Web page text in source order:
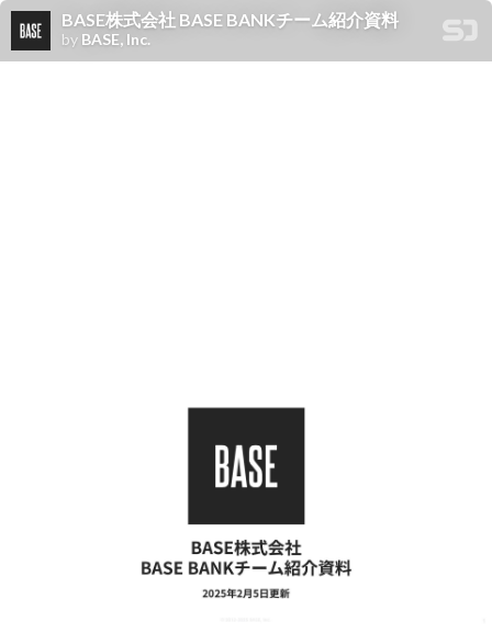
BASE株式会社 BASE BANKチーム紹介資料
by BASE, Inc.